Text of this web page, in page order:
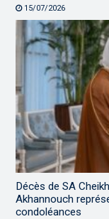
15/07/2026
Décès de SA
Akhannouch
condoléances